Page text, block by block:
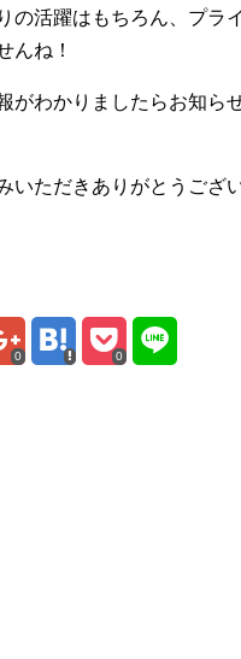
の活躍はもちろん、プラ
んね！
がわかりましたらお知ら
いただきありがとうござ
0 0